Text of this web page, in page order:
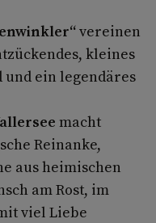
vereinen
kleines
und ein legendäres
macht
Reinanke,
aus heimischen
am Rost, im
viel Liebe